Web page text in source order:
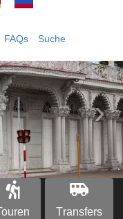
FAQs Suche
›
Тransfers